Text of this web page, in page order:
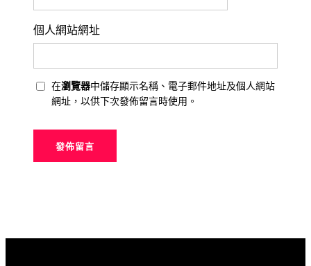
個人網站網址
在瀏覽器中儲存顯示名稱、電子郵件地址及個人網站
網址，以供下次發佈留言時使用。